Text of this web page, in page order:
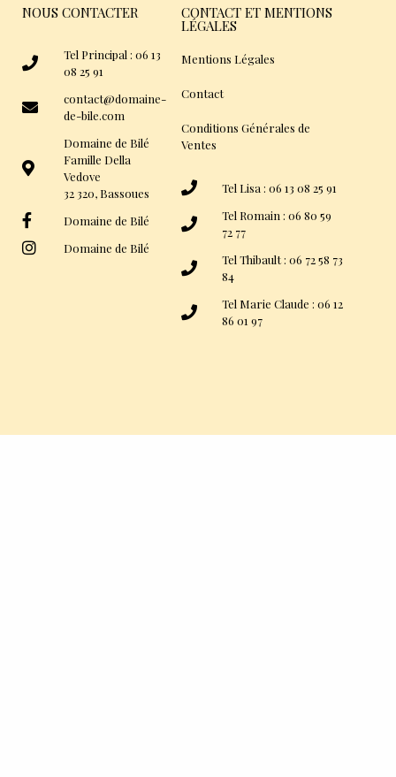
NOUS CONTACTER
Tel Principal : 06 13
08 25 91
contact@domaine-
de-bile.com
Domaine de Bilé
Famille Della
Vedove
32 320, Bassoues
Domaine de Bilé
Domaine de Bilé
CONTACT ET MENTIONS
LÉGALES
Mentions Légales
Contact
Conditions Générales de
Ventes
Tel Lisa : 06 13 08 25 91
Tel Romain : 06 80 59
72 77
Tel Thibault : 06 72 58 73
84
Tel Marie Claude : 06 12
86 01 97